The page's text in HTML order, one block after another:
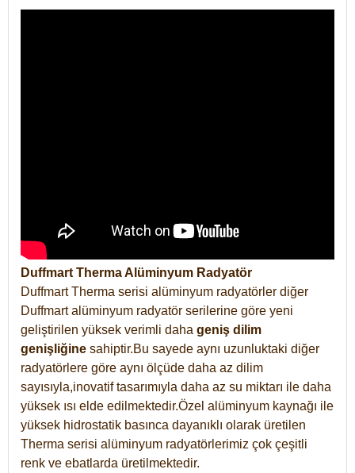
Duffmart Therma Alüminyum Radyatör
Duffmart Therma serisi alüminyum radyatörler diğer
Duffmart alüminyum radyatör serilerine göre yeni
geliştirilen yüksek verimli daha geniş dilim
genişliğine sahiptir.Bu sayede aynı uzunluktaki diğer
radyatörlere göre aynı ölçüde daha az dilim
sayısıyla,inovatif tasarımıyla daha az su miktarı ile daha
yüksek ısı elde edilmektedir.Özel alüminyum kaynağı ile
yüksek hidrostatik basınca dayanıklı olarak üretilen
Therma serisi alüminyum radyatörlerimiz çok çeşitli
renk ve ebatlarda üretilmektedir.